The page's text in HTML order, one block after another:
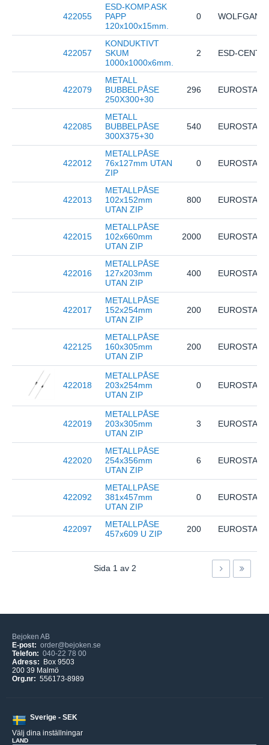
422055
ESD-KOMP.ASK
PAPP
120x100x15mm.
0 WOLFGANG
422057
KONDUKTIVT
SKUM
1000x1000x6mm.
2 ESD-
422079
METALL
BUBBELPÅSE
250X300+30
296 EUROSTAT
422085
METALL
BUBBELPÅSE
300X375+30
540 EUROSTAT
422012
METALLPÅSE
76x127mm UTAN
ZIP
0 EUROSTAT
422013
METALLPÅSE
102x152mm
UTAN ZIP
800 EUROSTAT
422015
METALLPÅSE
102x660mm
UTAN ZIP
2000 EUROSTAT
422016
METALLPÅSE
127x203mm
UTAN ZIP
400 EUROSTAT
422017
METALLPÅSE
152x254mm
UTAN ZIP
200 EUROSTAT
422125
METALLPÅSE
160x305mm
UTAN ZIP
200 EUROSTAT
422018
METALLPÅSE
203x254mm
UTAN ZIP
0 EUROSTAT
422019
METALLPÅSE
203x305mm
UTAN ZIP
3 EUROSTAT
422020
METALLPÅSE
254x356mm
UTAN ZIP
6 EUROSTAT
422092
METALLPÅSE
381x457mm
UTAN ZIP
0 EUROSTAT
422097
METALLPÅSE
457x609 U ZIP
200 EUROSTAT
Sida 1 av 2
Bejoken AB
E-post: order@bejoken.se
Telefon: 040-22 78 00
Adress: Box 9503
200 39 Malmö
Org.nr: 556173-8989
Sverige - SEK
Välj dina inställningar
LAND